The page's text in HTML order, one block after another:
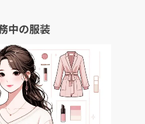
中の服装